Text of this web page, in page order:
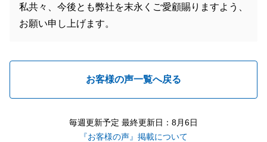
私共々、今後とも弊社を末永くご愛顧賜りますよう、
お願い申し上げます。
お客様の声一覧へ戻る
毎週更新予定 最終更新日：8月6日
『お客様の声』掲載について